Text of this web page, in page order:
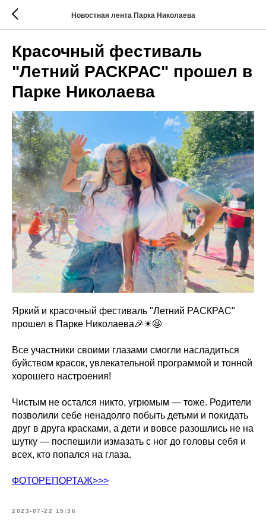
Новостная лента Парка Николаева
Красочный фестиваль
"Летний РАСКРАС" прошел в
Парке Николаева
Яркий и красочный фестиваль "Летний РАСКРАС"
прошел в Парке Николаева🎉☀🤩
Все участники своими глазами смогли насладиться
буйством красок, увлекательной программой и тонной
хорошего настроения!
Чистым не остался никто, угрюмым — тоже. Родители
позволили себе ненадолго побыть детьми и покидать
друг в друга красками, а дети и вовсе разошлись не на
шутку — поспешили измазать с ног до головы себя и
всех, кто попался на глаза.
ФОТОРЕПОРТАЖ>>>
2023-07-22 15:36